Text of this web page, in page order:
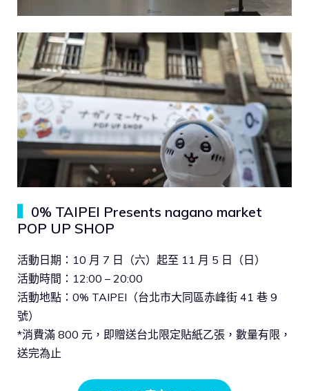
0% TAIPEI Presents nagano market
POP UP SHOP
活動日期：10 月 7 日（六）起至 11 月 5 日（日）
活動時間：12:00 – 20:00
活動地點：0% TAIPEI（台北市大同區赤峰街 41 巷 9
號）
*消費滿 800 元，即贈送台北限定貼紙乙張，數量有限，
送完為止